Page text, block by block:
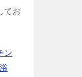
てお
ン
浴